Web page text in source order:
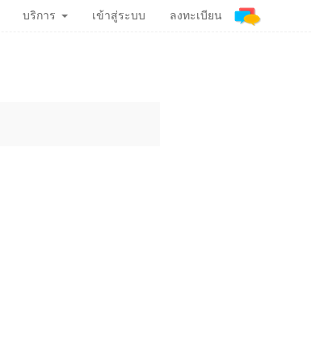
บริการ เข้าสู่ระบบ ลงทะเบียน